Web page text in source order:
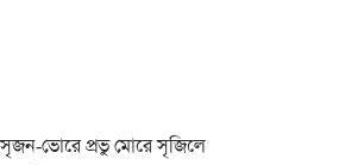
সৃজন-ভোরে প্রভু মোরে সৃজিলে